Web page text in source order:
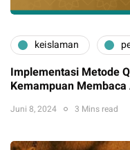
keislaman
Implementasi Metode
Kemampuan
Juni 8, 2024 3 Mins read